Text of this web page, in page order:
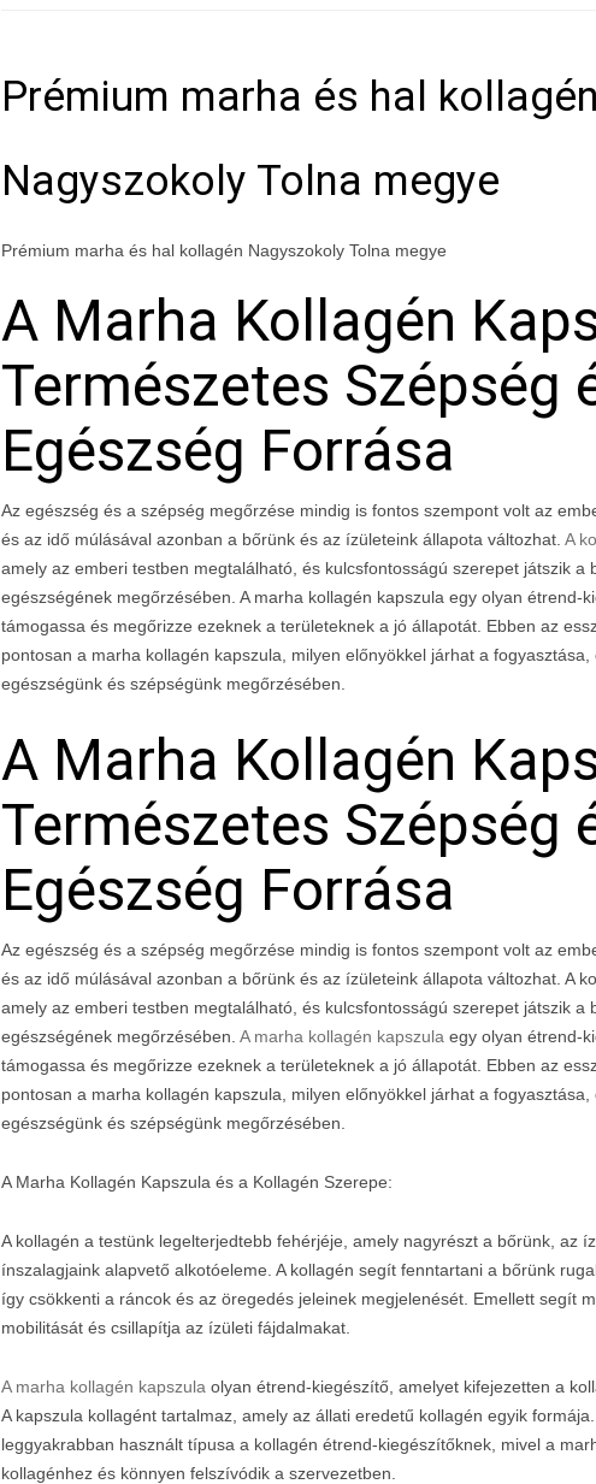
Prémium marha és hal kollagén
Nagyszokoly Tolna megye
Prémium marha és hal kollagén Nagyszokoly Tolna megye
A Marha Kollagén
Természetes Szépség
Egészség Forrása
Az egészség és a szépség megőrzése mindig is fontos szempont volt az
és az idő múlásával azonban a bőrünk és az ízületeink állapota változhat. A
amely az emberi testben megtalálható, és kulcsfontosságú szerepet játszik a
egészségének megőrzésében. A marha kollagén kapszula egy olyan étrend-
támogassa és megőrizze ezeknek a területeknek a jó állapotát. Ebben az
pontosan a marha kollagén kapszula, milyen előnyökkel járhat a
egészségünk és szépségünk megőrzésében.
A Marha Kollagén
Természetes Szépség
Egészség Forrása
Az egészség és a szépség megőrzése mindig is fontos szempont volt az
és az idő múlásával azonban a bőrünk és az ízületeink állapota változhat. A
amely az emberi testben megtalálható, és kulcsfontosságú szerepet játszik a
egészségének megőrzésében. A marha kollagén kapszula egy olyan étrend-
támogassa és megőrizze ezeknek a területeknek a jó állapotát. Ebben az
pontosan a marha kollagén kapszula, milyen előnyökkel járhat a
egészségünk és szépségünk megőrzésében.
A Marha Kollagén Kapszula és a Kollagén Szerepe:
A kollagén a testünk legelterjedtebb fehérjéje, amely nagyrészt a bőrünk, az
ínszalagjaink alapvető alkotóeleme. A kollagén segít fenntartani a bőrünk
így csökkenti a ráncok és az öregedés jeleinek megjelenését. Emellett segít
mobilitását és csillapítja az ízületi fájdalmakat.
A marha kollagén kapszula olyan étrend-kiegészítő, amelyet kifejezetten a
A kapszula kollagént tartalmaz, amely az állati eredetű kollagén egyik
leggyakrabban használt típusa a kollagén étrend-kiegészítőknek, mivel a
kollagénhez és könnyen felszívódik a szervezetben.